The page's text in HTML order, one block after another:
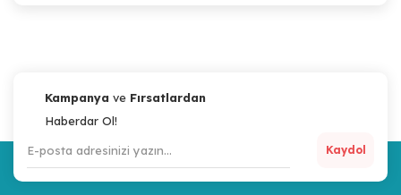
Kampanya ve Fırsatlardan
Haberdar Ol!
Kaydol